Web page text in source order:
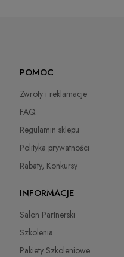
POMOC
Zwroty i reklamacje
FAQ
Regulamin sklepu
Polityka prywatności
Rabaty, Konkursy
INFORMACJE
Salon Partnerski
Szkolenia
Pakiety Szkoleniowe